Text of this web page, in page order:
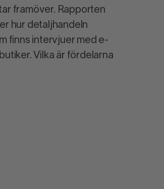
framöver. Rapporten
hur detaljhandeln
finns intervjuer med e-
Vilka är fördelarna